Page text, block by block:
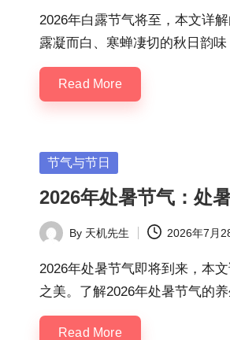
by
2026年白露节气将至，本文详
露凝而白、寒蝉凄切的秋日韵
Read More
Posted
节气与节日
2026年处暑节气：处
Posted
by
By 天机先生 2026年7月
2026年处暑节气即将到来，本
之美。了解2026年处暑节气的
Read More